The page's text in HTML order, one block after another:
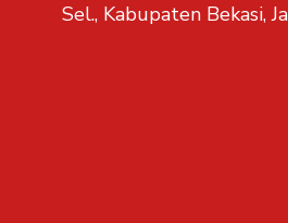
Sel., Kabupaten Bekasi,